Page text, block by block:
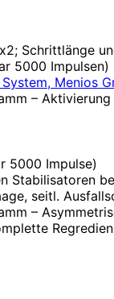
Schrittlänge
5000 Impulsen)
System, Menios
–
5000 Impulse)
Stabilisatoren
seitl.
–